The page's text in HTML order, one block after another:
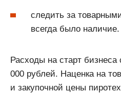
следить за
всегда было наличие.
Расходы на старт бизнеса
000 рублей. Наценка на
и закупочной цены